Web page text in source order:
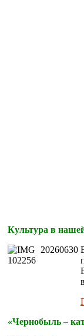
Культура в
«Чернобыль –